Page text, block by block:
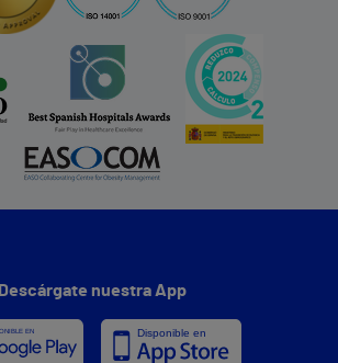
Descárgate nuestra App